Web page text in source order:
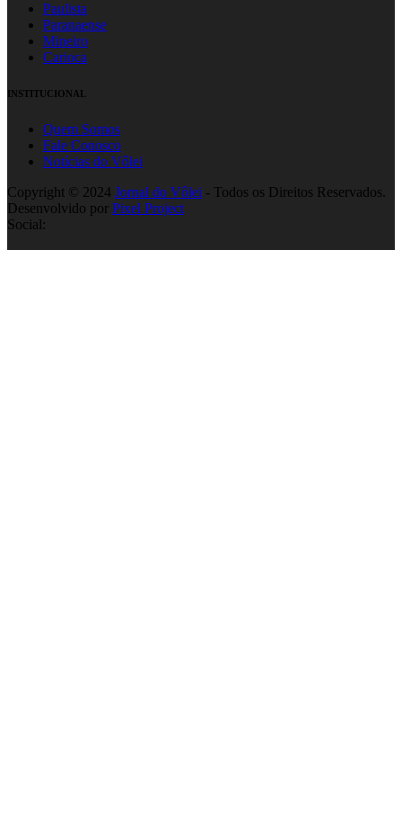
Paulista
Paranaense
Mineiro
Carioca
INSTITUCIONAL
Quem Somos
Fale Conosco
Notícias do Vôlei
Copyright © 2024 Jornal do Vôlei - Todos os Direitos Reservados.
Desenvolvido por Pixel Project
Social: